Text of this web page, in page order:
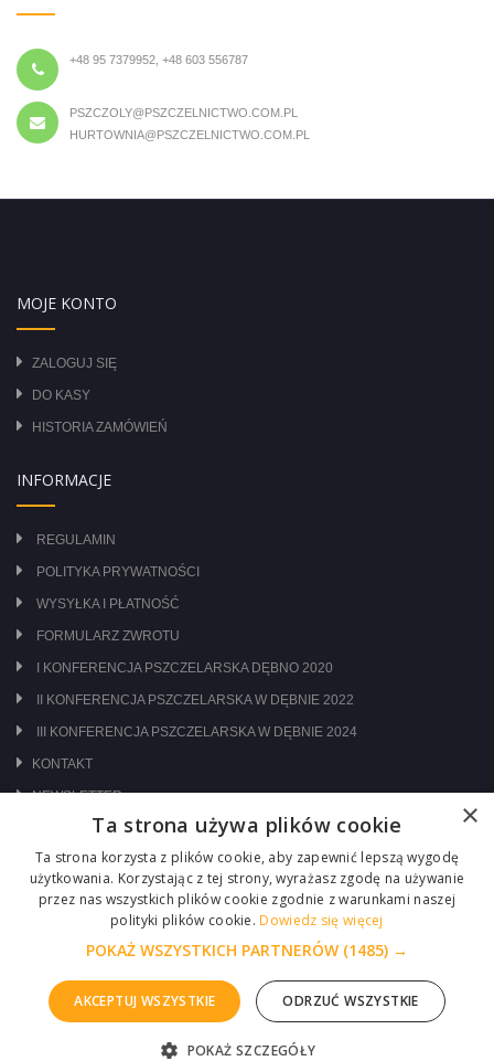
+48 95 7379952, +48 603 556787
PSZCZOLY@PSZCZELNICTWO.COM.PL
HURTOWNIA@PSZCZELNICTWO.COM.PL
MOJE KONTO
ZALOGUJ SIĘ
DO KASY
HISTORIA ZAMÓWIEŃ
INFORMACJE
REGULAMIN
POLITYKA PRYWATNOŚCI
WYSYŁKA I PŁATNOŚĆ
FORMULARZ ZWROTU
I KONFERENCJA PSZCZELARSKA DĘBNO 2020
II KONFERENCJA PSZCZELARSKA W DĘBNIE 2022
III KONFERENCJA PSZCZELARSKA W DĘBNIE 2024
KONTAKT
NEWSLETTER
ODWIEDŹ NAS NA:
Realizacja :
ZGŁOŚ PROBLEM
×
Ta strona używa plików cookie
Ta strona korzysta z plików cookie, aby zapewnić lepszą wygodę
użytkowania. Korzystając z tej strony, wyrażasz zgodę na używanie
przez nas wszystkich plików cookie zgodnie z warunkami naszej
polityki plików cookie. Dowiedz się więcej
POKAŻ WSZYSTKICH PARTNERÓW (1485) →
AKCEPTUJ WSZYSTKIE ODRZUĆ WSZYSTKIE
POKAŻ SZCZEGÓŁY